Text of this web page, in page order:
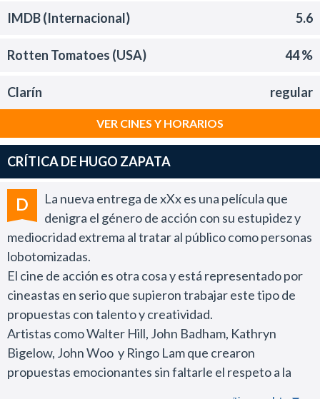
IMDB (Internacional) 5.6
Rotten Tomatoes (USA) 44 %
Clarín regular
VER CINES Y HORARIOS
CRÍTICA DE HUGO ZAPATA
D
La nueva entrega de xXx es una película que
denigra el género de acción con su estupidez y
mediocridad extrema al tratar al público como personas
lobotomizadas.
El cine de acción es otra cosa y está representado por
cineastas en serio que supieron trabajar este tipo de
propuestas con talento y creatividad.
Artistas como Walter Hill, John Badham, Kathryn
Bigelow, John Woo y Ringo Lam que crearon
propuestas emocionantes sin faltarle el respeto a la